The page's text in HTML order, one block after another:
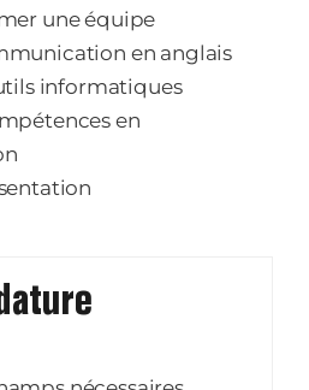
une équipe
en anglais
informatiques
en